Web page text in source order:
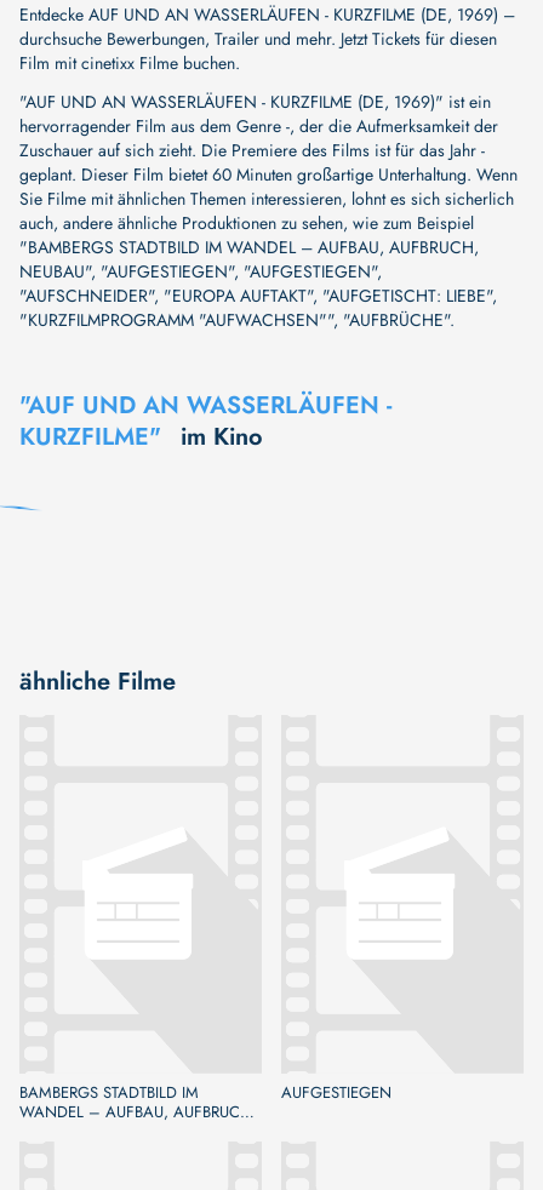
Entdecke AUF UND AN WASSERLÄUFEN - KURZFILME (DE, 1969) –
durchsuche Bewerbungen, Trailer und mehr. Jetzt Tickets für diesen
Film mit cinetixx Filme buchen.
"AUF UND AN WASSERLÄUFEN - KURZFILME (DE, 1969)" ist ein
hervorragender Film aus dem Genre -, der die Aufmerksamkeit der
Zuschauer auf sich zieht. Die Premiere des Films ist für das Jahr -
geplant. Dieser Film bietet 60 Minuten großartige Unterhaltung. Wenn
Sie Filme mit ähnlichen Themen interessieren, lohnt es sich sicherlich
auch, andere ähnliche Produktionen zu sehen, wie zum Beispiel
"BAMBERGS STADTBILD IM WANDEL – AUFBAU, AUFBRUCH,
NEUBAU", "AUFGESTIEGEN", "AUFGESTIEGEN",
"AUFSCHNEIDER", "EUROPA AUFTAKT", "AUFGETISCHT: LIEBE",
"KURZFILMPROGRAMM "AUFWACHSEN"", "AUFBRÜCHE".
"AUF UND AN WASSERLÄUFEN -
KURZFILME"
im Kino
ähnliche Filme
BAMBERGS STADTBILD IM
WANDEL – AUFBAU, AUFBRUCH,
AUFGESTIEGEN